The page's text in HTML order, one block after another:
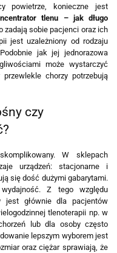
powietrze, konieczne jest
tlenu – jak długo
zadają sobie pacjenci oraz ich
jest uzależniony od rodzaju
jak jej jednorazowa
może wystarczyć
chorzy potrzebują
czy
W sklepach
urządzeń: stacjonarne i
się dość dużymi gabarytami.
Z tego względu
jest głównie dla pacjentów
tlenoterapii np. w
lub dla osoby często
lepszym wyborem jest
oraz ciężar sprawiają, że